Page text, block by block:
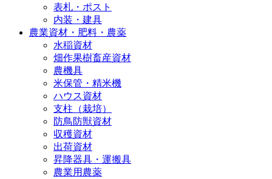
表札・ポスト
内装・建具
農業資材・肥料・農薬
水稲資材
畑作果樹畜産資材
農機具
米保管・精米機
ハウス資材
支柱（栽培）
防鳥防獣資材
収穫資材
出荷資材
昇降器具・運搬具
農業用農薬